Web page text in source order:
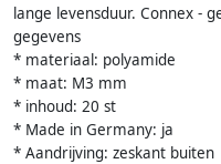
lange levensduur. Connex -
gegevens
* materiaal: polyamide
* maat: M3 mm
* inhoud: 20 st
* Made in Germany: ja
* Aandrijving: zeskant buiten